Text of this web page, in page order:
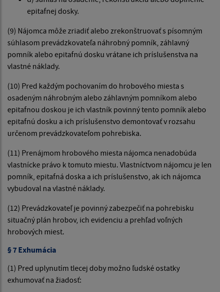
epitafnej dosky.
(9) Nájomca môže zriadiť alebo zrekonštruovať s písomným
súhlasom prevádzkovateľa náhrobný pomník, záhlavný
pomník alebo epitafnú dosku vrátane ich príslušenstva na
vlastné náklady.
(10) Pred každým pochovaním do hrobového miesta s
osadeným náhrobným alebo záhlavným pomníkom alebo
epitafnou doskou je ich vlastník povinný tento pomník alebo
epitafnú dosku a ich príslušenstvo demontovať v rozsahu
určenom prevádzkovateľom pohrebiska.
(11) Prenájmom hrobového miesta nájomca nenadobúda
vlastnícke právo k tomuto miestu. Vlastníctvom nájomcu je len
pomník, epitafná doska a ich príslušenstvo, ak ich nájomca
vybudoval na vlastné náklady.
(12) Prevádzkovateľ je povinný zabezpečiť na pohrebisku
situačný plán hrobov, ich evidenciu a prehľad voľných
hrobových miest.
§ 7 Exhumácia
(1) Pred uplynutím tlecej doby možno ľudské ostatky
exhumovať na žiadosť: